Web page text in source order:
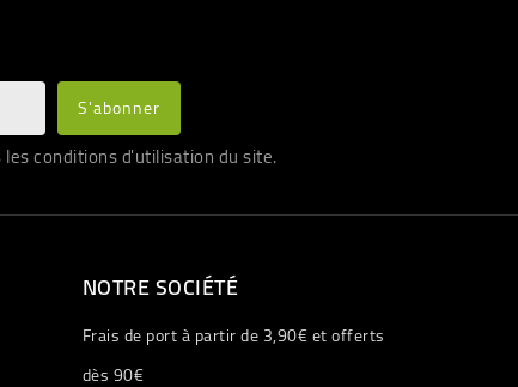
conditions d'utilisation du site.
NOTRE SOCIÉTÉ
Frais de port à partir de 3,90€ et offerts
dès 90€